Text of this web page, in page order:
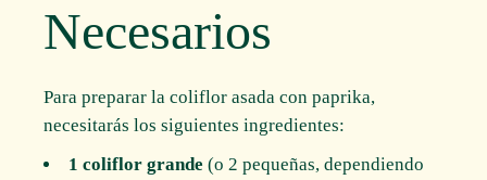
Necesarios
Para preparar la coliflor asada con paprika,
necesitarás los siguientes ingredientes:
1 coliflor grande (o 2 pequeñas, dependiendo